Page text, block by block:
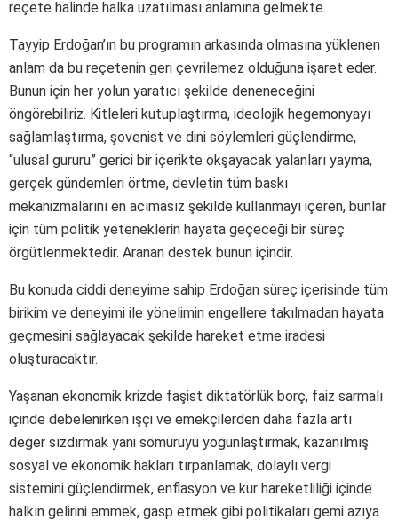
reçete halinde halka uzatılması anlamına gelmekte.
Tayyip Erdoğan’ın bu programın arkasında olmasına yüklenen
anlam da bu reçetenin geri çevrilemez olduğuna işaret eder.
Bunun için her yolun yaratıcı şekilde deneneceğini
öngörebiliriz. Kitleleri kutuplaştırma, ideolojik hegemonyayı
sağlamlaştırma, şovenist ve dini söylemleri güçlendirme,
“ulusal gururu” gerici bir içerikte okşayacak yalanları yayma,
gerçek gündemleri örtme, devletin tüm baskı
mekanizmalarını en acımasız şekilde kullanmayı içeren, bunlar
için tüm politik yeteneklerin hayata geçeceği bir süreç
örgütlenmektedir. Aranan destek bunun içindir.
Bu konuda ciddi deneyime sahip Erdoğan süreç içerisinde tüm
birikim ve deneyimi ile yönelimin engellere takılmadan hayata
geçmesini sağlayacak şekilde hareket etme iradesi
oluşturacaktır.
Yaşanan ekonomik krizde faşist diktatörlük borç, faiz sarmalı
içinde debelenirken işçi ve emekçilerden daha fazla artı
değer sızdırmak yani sömürüyü yoğunlaştırmak, kazanılmış
sosyal ve ekonomik hakları tırpanlamak, dolaylı vergi
sistemini güçlendirmek, enflasyon ve kur hareketliliği içinde
halkın gelirini emmek, gasp etmek gibi politikaları gemi azıya